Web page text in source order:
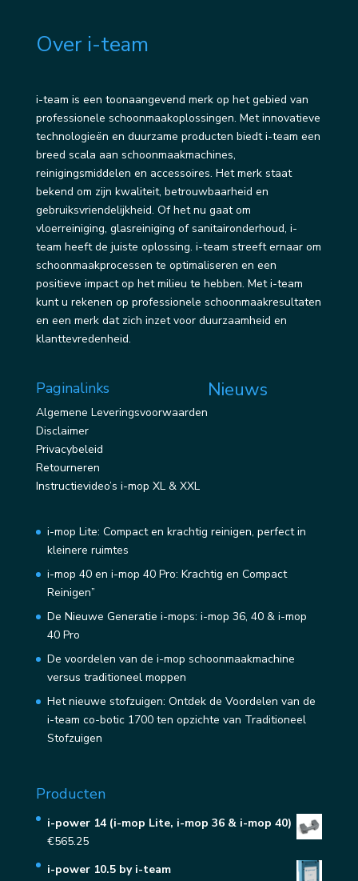
Over i-team
i-team is een toonaangevend merk op het gebied van
professionele schoonmaakoplossingen. Met innovatieve
technologieën en duurzame producten biedt i-team een
breed scala aan schoonmaakmachines,
reinigingsmiddelen en accessoires. Het merk staat
bekend om zijn kwaliteit, betrouwbaarheid en
gebruiksvriendelijkheid. Of het nu gaat om
vloerreiniging, glasreiniging of sanitaironderhoud, i-
team heeft de juiste oplossing. i-team streeft ernaar om
schoonmaakprocessen te optimaliseren en een
positieve impact op het milieu te hebben. Met i-team
kunt u rekenen op professionele schoonmaakresultaten
en een merk dat zich inzet voor duurzaamheid en
klanttevredenheid.
Paginalinks
Algemene Leveringsvoorwaarden
Disclaimer
Privacybeleid
Retourneren
Instructievideo’s i-mop XL & XXL
Nieuws
i-mop Lite: Compact en krachtig reinigen, perfect in
kleinere ruimtes
i-mop 40 en i-mop 40 Pro: Krachtig en Compact
Reinigen”
De Nieuwe Generatie i-mops: i-mop 36, 40 & i-mop
40 Pro
De voordelen van de i-mop schoonmaakmachine
versus traditioneel moppen
Het nieuwe stofzuigen: Ontdek de Voordelen van de
i-team co-botic 1700 ten opzichte van Traditioneel
Stofzuigen
Producten
i-power 14 (i-mop Lite, i-mop 36 & i-mop 40)
€565.25
i-power 10.5 by i-team